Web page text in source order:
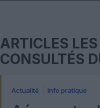
ARTICLES
CONSULTÉS
Actualité Info pratique